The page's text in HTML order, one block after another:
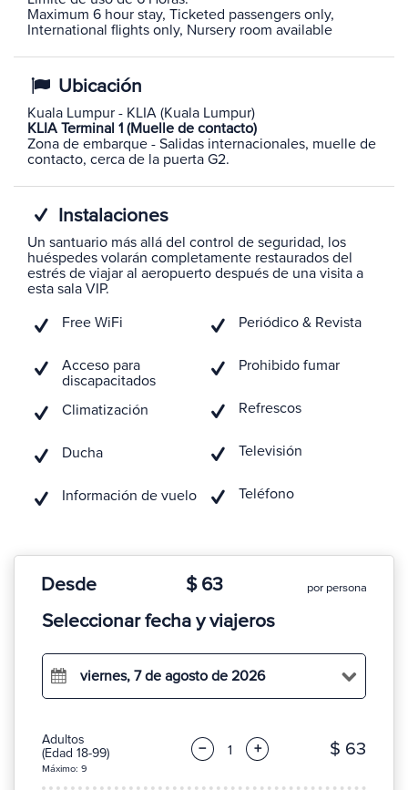
Maximum 6 hour stay, Ticketed passengers only,
International flights only, Nursery room available
Ubicación
Kuala Lumpur - KLIA (Kuala Lumpur)
KLIA Terminal 1 (Muelle de contacto)
Zona de embarque - Salidas internacionales, muelle de
contacto, cerca de la puerta G2.
Instalaciones
Un santuario más allá del control de seguridad, los
huéspedes volarán completamente restaurados del
estrés de viajar al aeropuerto después de una visita a
esta sala VIP.
Free WiFi
Acceso para
discapacitados
Climatización
Ducha
Información de vuelo
Periódico & Revista
Prohibido fumar
Refrescos
Televisión
Teléfono
Desde $ 63 por persona
Seleccionar fecha y viajeros
viernes, 7 de agosto de 2026
Adultos
(Edad 18-99)
Máximo: 9
− + $ 63